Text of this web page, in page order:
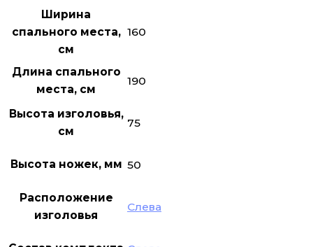
Ширина
спального места,
см
160
Длина спального
места, см
190
Высота изголовья,
см
75
Высота ножек, мм 50
Расположение
изголовья
Слева